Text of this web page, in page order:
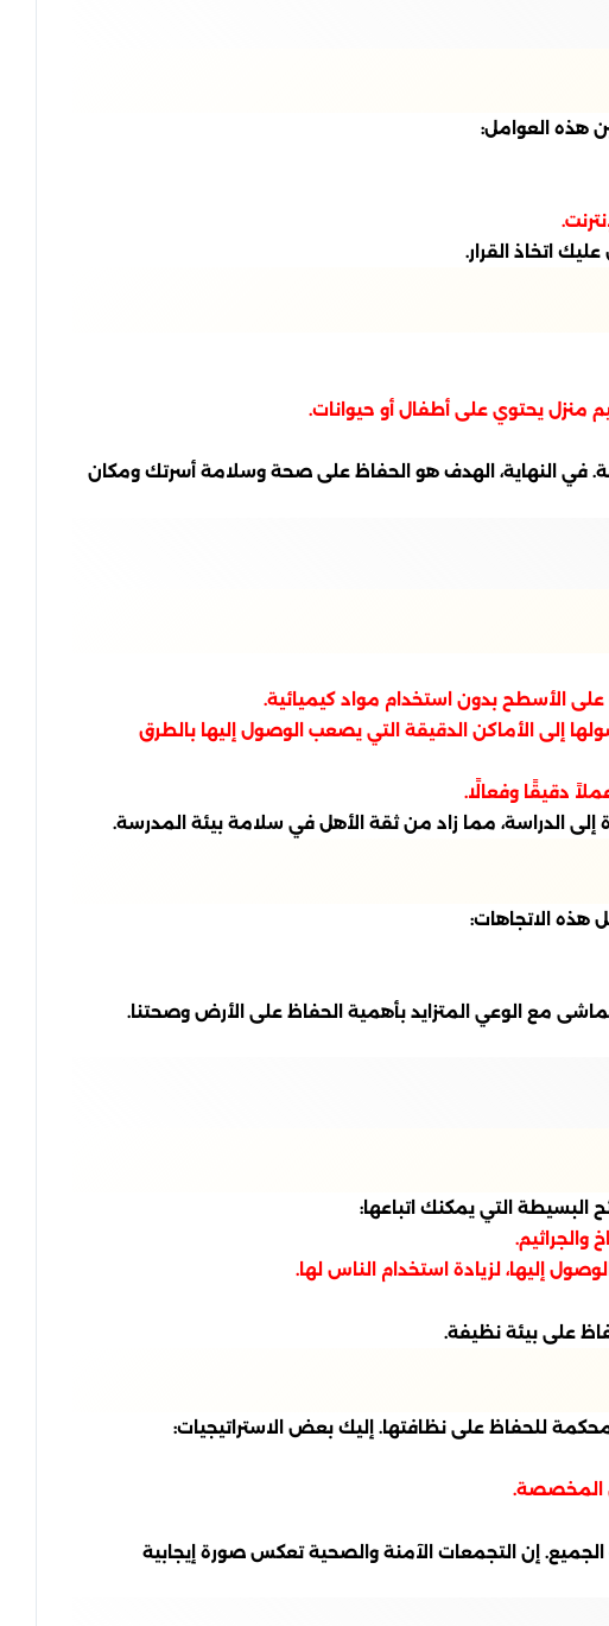
هذه العوامل:
اتخاذ القرار.
منزل يحتوي على أطفال أو حيوانات.
في النهاية، الهدف هو الحفاظ على صحة وسلامة أسرتك ومكان
إلى الأماكن الدقيقة التي يصعب الوصول إليها بالطرق
دقيقًا وفعالًا.
الدراسة، مما زاد من ثقة الأهل في سلامة بيئة المدرسة.
هذه الاتجاهات:
مع الوعي المتزايد بأهمية الحفاظ على الأرض وصحتنا.
التي يمكنك اتباعها:
إليها، لزيادة استخدام الناس لها.
على بيئة نظيفة.
محكمة للحفاظ على نظافتها. إليك بعض الاستراتيجيات:
المخصصة.
إن التجمعات الآمنة والصحية تعكس صورة إيجابية